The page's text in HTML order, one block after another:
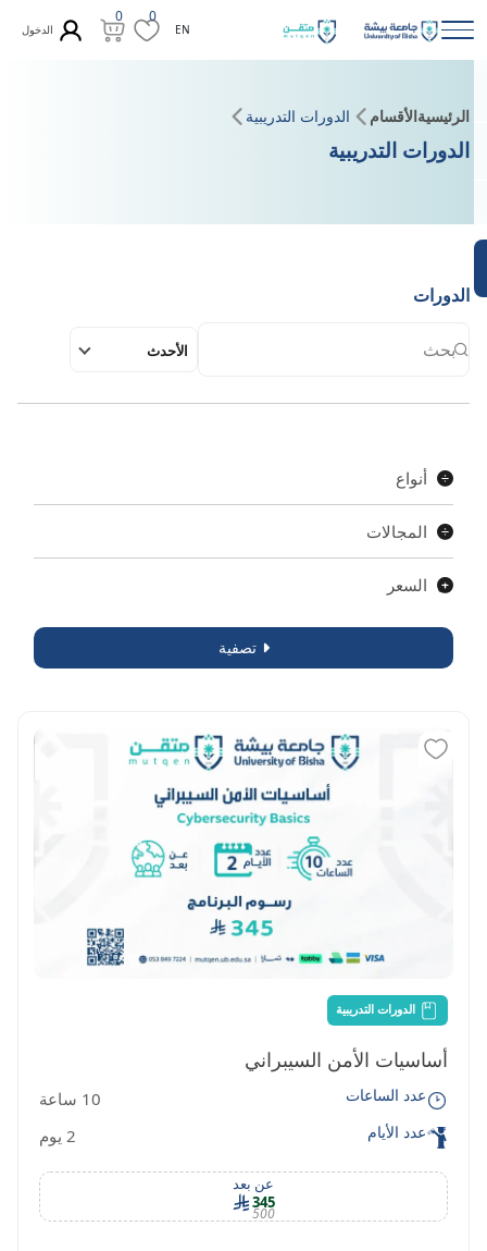
EN
0
0
الدخول
الرئيسيةالأقسام الدورات التدريبية
الدورات التدريبية
الدورات
الأحدث
أنواع
المجالات
السعر
تصفية
الدورات التدريبية
أساسيات الأمن السيبراني
عدد الساعات 10 ساعة
عدد الأيام 2 يوم
عن بعد
345
500